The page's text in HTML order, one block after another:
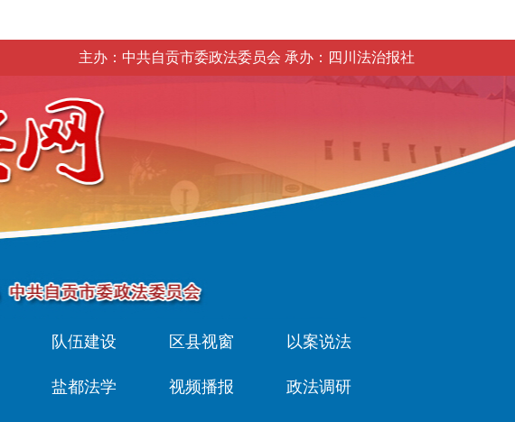
主办：中共自贡市委政法委员会 承办：四川法治报社
队伍建设 区县视窗 以案说法
盐都法学 视频播报 政法调研